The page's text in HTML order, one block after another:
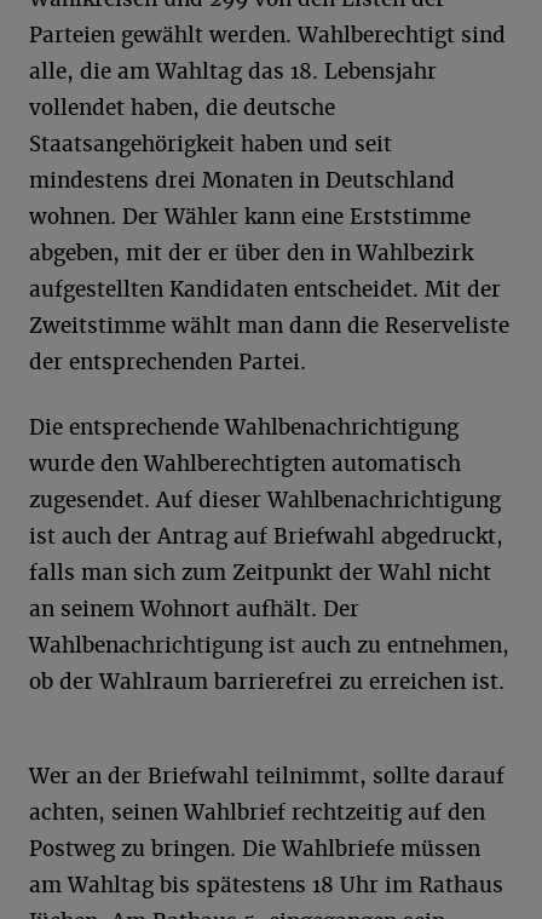
Parteien gewählt werden. Wahlberechtigt sind
alle, die am Wahltag das 18. Lebensjahr
vollendet haben, die deutsche
Staatsangehörigkeit haben und seit
mindestens drei Monaten in Deutschland
wohnen. Der Wähler kann eine Erststimme
abgeben, mit der er über den in Wahlbezirk
aufgestellten Kandidaten entscheidet. Mit der
Zweitstimme wählt man dann die Reserveliste
der entsprechenden Partei.
Die entsprechende Wahlbenachrichtigung
wurde den Wahlberechtigten automatisch
zugesendet. Auf dieser Wahlbenachrichtigung
ist auch der Antrag auf Briefwahl abgedruckt,
falls man sich zum Zeitpunkt der Wahl nicht
an seinem Wohnort aufhält. Der
Wahlbenachrichtigung ist auch zu entnehmen,
ob der Wahlraum barrierefrei zu erreichen ist.
Wer an der Briefwahl teilnimmt, sollte darauf
achten, seinen Wahlbrief rechtzeitig auf den
Postweg zu bringen. Die Wahlbriefe müssen
am Wahltag bis spätestens 18 Uhr im Rathaus